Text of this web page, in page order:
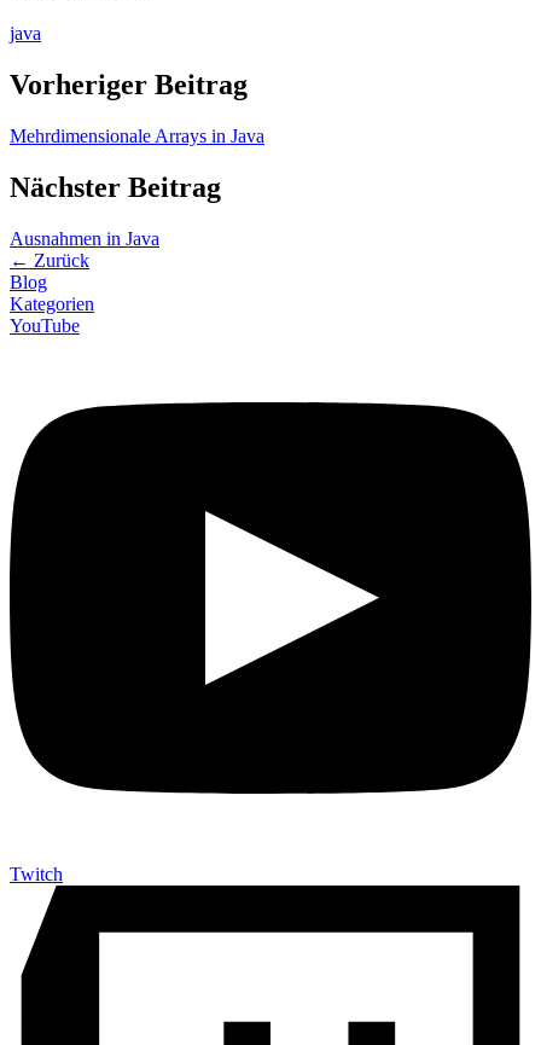
java
Vorheriger Beitrag
Mehrdimensionale Arrays in Java
Nächster Beitrag
Ausnahmen in Java
← Zurück
Blog
Kategorien
YouTube
Twitch